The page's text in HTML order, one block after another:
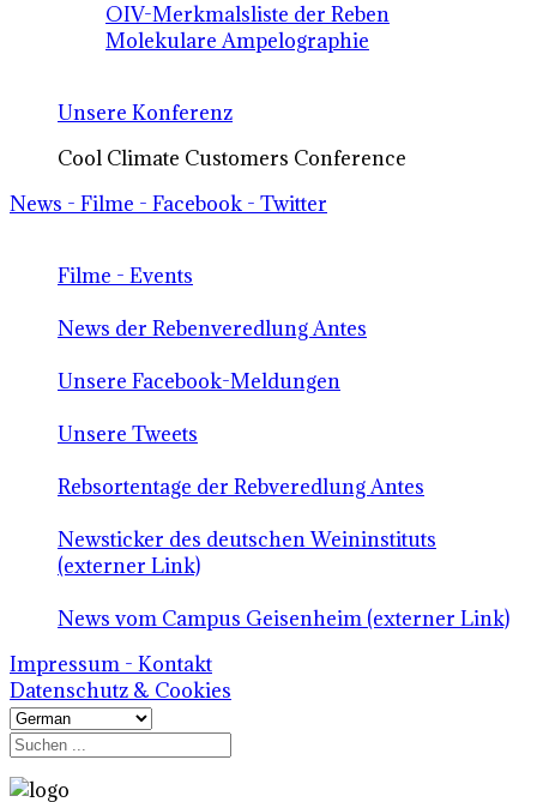
OIV-Merkmalsliste der Reben
Molekulare Ampelographie
Unsere Konferenz
Cool Climate Customers Conference
News - Filme - Facebook - Twitter
Filme - Events
News der Rebenveredlung Antes
Unsere Facebook-Meldungen
Unsere Tweets
Rebsortentage der Rebveredlung Antes
Newsticker des deutschen Weininstituts
(externer Link)
News vom Campus Geisenheim (externer Link)
Impressum - Kontakt
Datenschutz & Cookies